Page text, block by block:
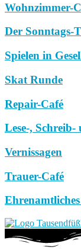
Wohnzimmer-
Der Sonntags-
Spielen in
Skat Runde
Repair-Café
Lese-,
Vernissagen
Trauer-Café